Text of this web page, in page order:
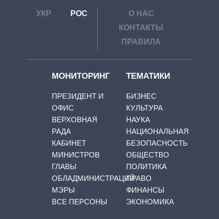
УКР РОС
О НАС
КОНТАКТЫ
ПРАВИЛА
МОНИТОРИНГ
ПРЕЗИДЕНТ И
ОФИС
ВЕРХОВНАЯ
РАДА
КАБИНЕТ
МИНИСТРОВ
ГЛАВЫ
ОБЛАДМИНИСТРАЦИЙ
МЭРЫ
ВСЕ ПЕРСОНЫ
ТЕМАТИКИ
БИЗНЕС
КУЛЬТУРА
НАУКА
НАЦИОНАЛЬНАЯ
БЕЗОПАСНОСТЬ
ОБЩЕСТВО
ПОЛИТИКА
ПРАВО
ФИНАНСЫ
ЭКОНОМИКА